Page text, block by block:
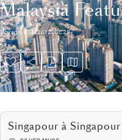
Malaysia
Voyage#SM261220C28
Singapour à Singapour